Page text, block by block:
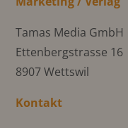
Tamas Media GmbH
Ettenbergstrasse 16
8907 Wettswil
Kontakt